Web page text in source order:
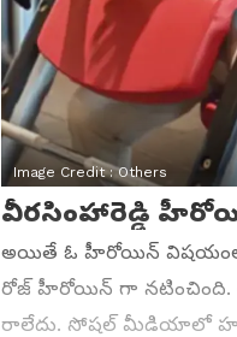
Image Credit :Others
వీరసింహారెడ్డి
అయితే ఓ హీరోయిన్ విషయంలో
రోజ్ హీరోయిన్ గా నటించింది.
రాలేదు. సోషల్ మీడియాలో హనీ